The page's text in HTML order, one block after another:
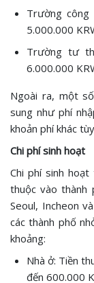
Trường
5.000.000
Trường tư
6.000.000
Ngoài ra, một
sung như phí
khoản phí khác
Chi phí sinh hoạt
Chi phí sinh
thuộc vào thành
Seoul, Incheon
các thành phố
khoảng:
Nhà ở: Tiền
đến 600.000